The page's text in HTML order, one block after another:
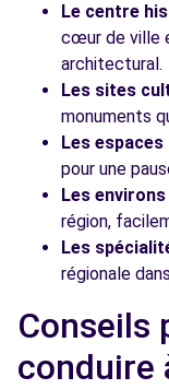
Le centre
cœur de ville
architectural.
Les sites
monuments
Les
pour une
Les environs
région,
Les
régionale
Conseils
conduire